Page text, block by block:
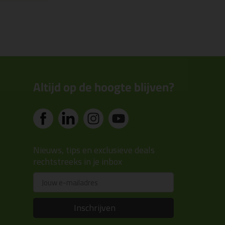
Altijd op de hoogte blijven?
Nieuws, tips en exclusieve deals
rechtstreeks in je inbox
Inschrijven